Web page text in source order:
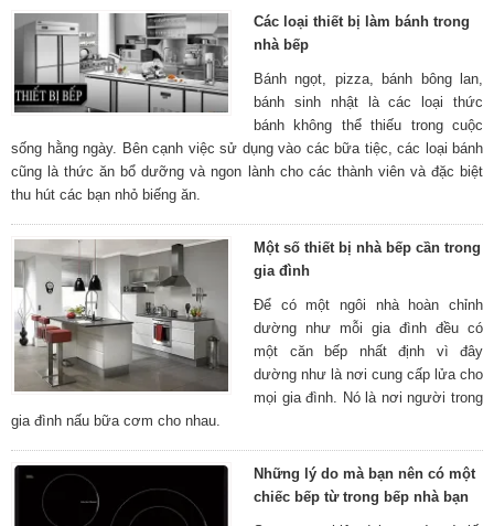
Các loại thiết bị làm bánh trong
nhà bếp
Bánh ngọt, pizza, bánh bông lan,
bánh sinh nhật là các loại thức
bánh không thể thiếu trong cuộc
sống hằng ngày. Bên cạnh việc sử dụng vào các bữa tiệc, các loại bánh
cũng là thức ăn bổ dưỡng và ngon lành cho các thành viên và đặc biệt
thu hút các bạn nhỏ biếng ăn.
Một số thiết bị nhà bếp cần trong
gia đình
Để có một ngôi nhà hoàn chỉnh
dường như mỗi gia đình đều có
một căn bếp nhất định vì đây
dường như là nơi cung cấp lửa cho
mọi gia đình. Nó là nơi người trong
gia đình nấu bữa cơm cho nhau.
Những lý do mà bạn nên có một
chiếc bếp từ trong bếp nhà bạn